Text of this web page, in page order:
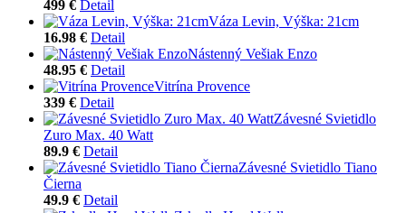
499 € Detail
Váza Levin, Výška: 21cm
16.98 € Detail
Nástenný Vešiak Enzo
48.95 € Detail
Vitrína Provence
339 € Detail
Závesné Svietidlo
Zuro Max. 40 Watt
89.9 € Detail
Závesné Svietidlo Tiano
Čierna
49.9 € Detail